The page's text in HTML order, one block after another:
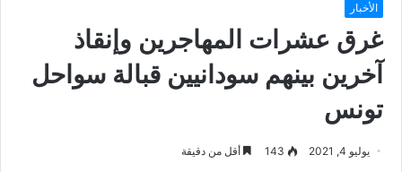
الأخبار
غرق عشرات المهاجرين وإنقاذ
آخرين بينهم سودانيين قبالة سواحل
تونس
يوليو 4, 2021 143 أقل من دقيقة